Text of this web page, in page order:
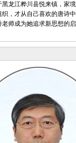
江桦川县悦来镇，家
，才从自己喜欢的唐诗
师成为她追求新思想的